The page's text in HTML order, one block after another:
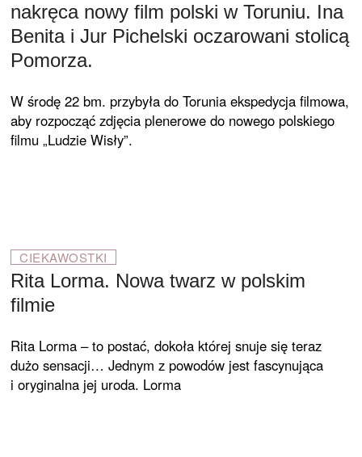
nakręca nowy film polski w Toruniu. Ina
Benita i Jur Pichelski oczarowani stolicą
Pomorza.
W środę 22 bm. przybyła do Torunia eks­pedycja filmowa,
aby rozpocząć zdjęcia ple­nerowe do nowego polskiego
filmu „Ludzie Wisły”.
CIEKAWOSTKI
Rita Lorma. Nowa twarz w polskim
filmie
Rita Lorma – to postać, doko­ła której snuje się teraz
dużo sensacji… Jednym z powodów jest fascynu­jąca
i oryginalna jej uroda. Lorma